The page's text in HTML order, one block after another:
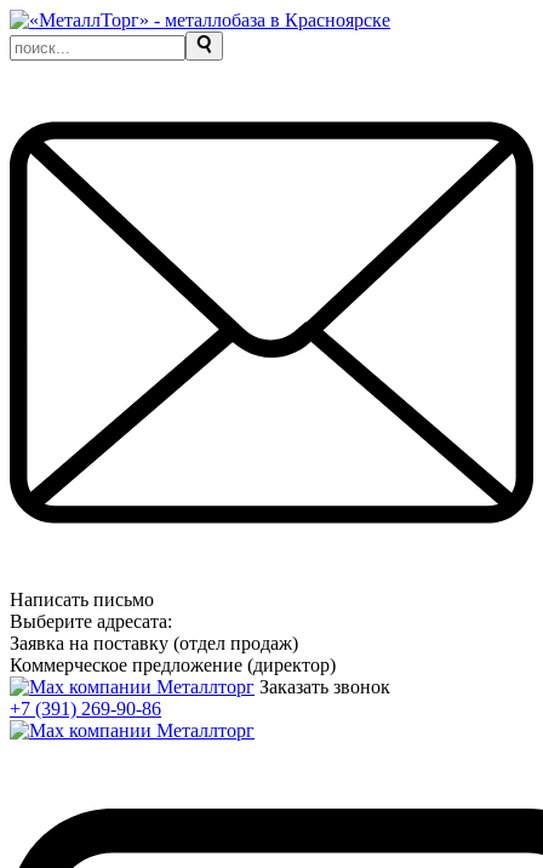
Написать письмо
Выберите адресата:
Заявка на поставку (отдел продаж)
Коммерческое предложение (директор)
Заказать звонок
+7 (391) 269-90-86